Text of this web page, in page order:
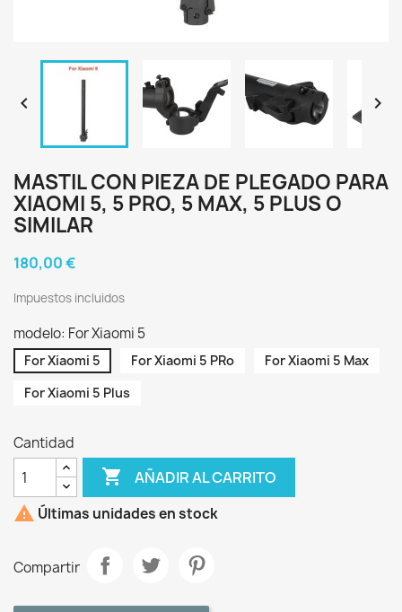
 
MASTIL CON PIEZA DE PLEGADO PARA
XIAOMI 5, 5 PRO, 5 MAX, 5 PLUS O
SIMILAR
180,00 €
Impuestos incluidos
modelo: For Xiaomi 5
For Xiaomi 5 For Xiaomi 5 PRo
For Xiaomi 5 Max
For Xiaomi 5 Plus
Cantidad
 AÑADIR AL CARRITO
 Últimas unidades en stock
Compartir